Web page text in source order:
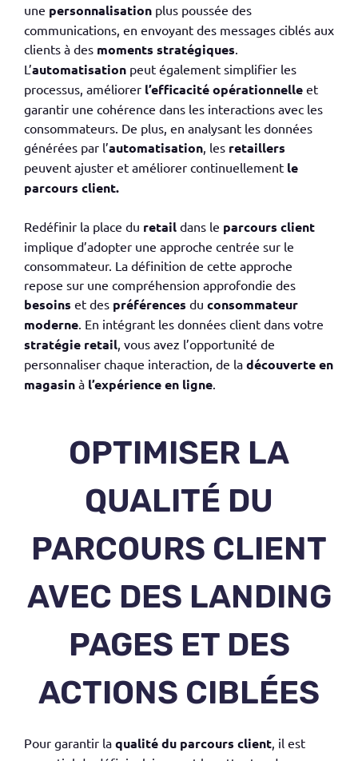
une personnalisation plus poussée des
communications, en envoyant des messages ciblés aux
clients à des moments stratégiques.
L’automatisation peut également simplifier les
processus, améliorer l’efficacité opérationnelle et
garantir une cohérence dans les interactions avec les
consommateurs. De plus, en analysant les données
générées par l’automatisation, les retaillers
peuvent ajuster et améliorer continuellement le
parcours client.
Redéfinir la place du retail dans le parcours client
implique d’adopter une approche centrée sur le
consommateur. La définition de cette approche
repose sur une compréhension approfondie des
besoins et des préférences du consommateur
moderne. En intégrant les données client dans votre
stratégie retail, vous avez l’opportunité de
personnaliser chaque interaction, de la découverte en
magasin à l’expérience en ligne.
OPTIMISER LA
QUALITÉ DU
PARCOURS CLIENT
AVEC DES LANDING
PAGES ET DES
ACTIONS CIBLÉES
Pour garantir la qualité du parcours client, il est